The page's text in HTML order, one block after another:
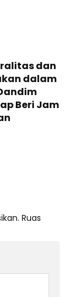
dan
dalam
Beri Jam
Ruas